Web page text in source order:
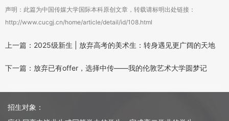
声明：此篇为中国传媒大学国际本科原创文章，转载请标明出处链接：
http://www.cucgj.cn/home/article/detail/id/108.html
上一篇：2025级新生 | 放弃高考的美术生：转身遇见更广阔的天地
下一篇：放弃已有offer，选择中传——我的伦敦艺术大学圆梦记
招生对象：